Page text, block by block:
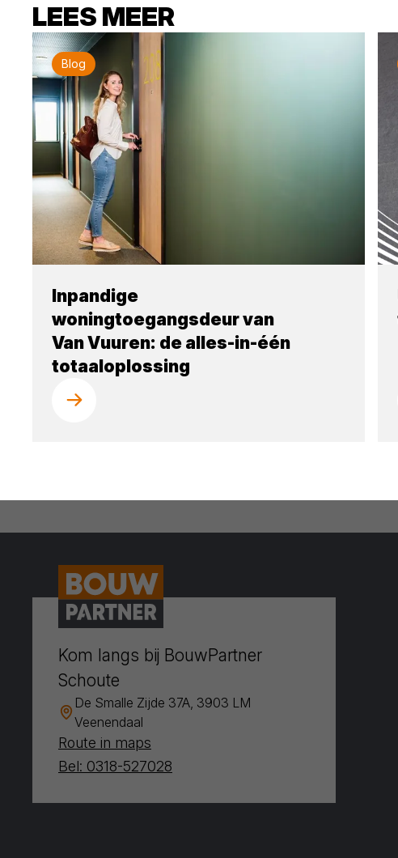
LEES MEER
Blog
Inpandige
woningtoegangsdeur van
Van Vuuren: de alles-in-één
totaaloplossing
Kom langs bij BouwPartner
Schoute
De Smalle Zijde 37A, 3903 LM
Veenendaal
Route in maps
Bel: 0318-527028